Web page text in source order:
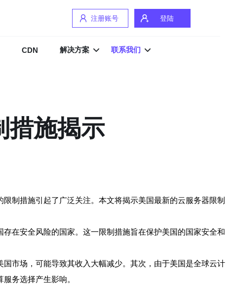
注册账号 登陆
CDN 解决方案 联系我们
措施揭示
制措施引起了广泛关注。本文将揭示美国最新的云服务器限制
在安全风险的国家。这一限制措施旨在保护美国的国家安全和
市场，可能导致其收入大幅减少。其次，由于美国是全球云计
务选择产生影响。